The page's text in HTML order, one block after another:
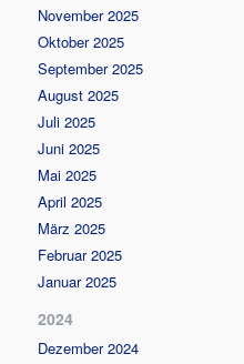
November 2025
Oktober 2025
September 2025
August 2025
Juli 2025
Juni 2025
Mai 2025
April 2025
März 2025
Februar 2025
Januar 2025
2024
Dezember 2024